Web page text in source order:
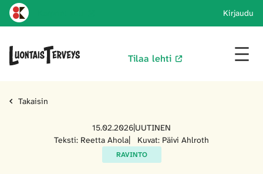
Kirjaudu
Tilaa lehti
Takaisin
15.02.2026 UUTINEN
Teksti: Reetta Ahola
Kuvat: Päivi Ahlroth
RAVINTO